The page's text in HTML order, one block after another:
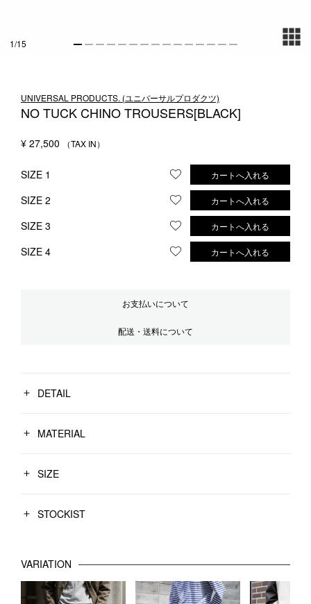
1/15
UNIVERSAL PRODUCTS. (ユニバーサルプロダクツ)
NO TUCK CHINO TROUSERS[BLACK]
¥ 27,500
SIZE 1 お気に入りに登録する
カートへ入れる
SIZE 2 お気に入りに登録する
カートへ入れる
SIZE 3 お気に入りに登録する
カートへ入れる
SIZE 4 お気に入りに登録する
カートへ入れる
お支払いについて
配送・送料について
DETAIL
MATERIAL
SIZE
STOCKIST
VARIATION